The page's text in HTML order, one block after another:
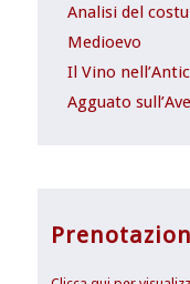
Analisi del
Medioevo
Il Vino
Agguato